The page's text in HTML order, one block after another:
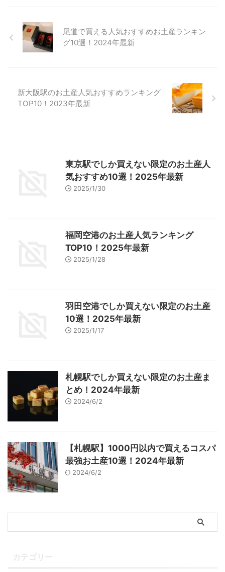
尾道で買える人気おすすめお土産ランキン
グ10選！2024年最新
新大阪駅のお土産人気おすすめランキング
TOP10！2023年最新
東京駅でしか買えない限定のお土産人
気おすすめ10選！2025年最新
2025/1/30
福岡空港のお土産人気ランキング
TOP10！2025年最新
2025/1/28
羽田空港でしか買えない限定のお土産
10選！2025年最新
2025/1/17
札幌駅でしか買えない限定のお土産ま
とめ！2024年最新
2024/6/2
【札幌駅】1000円以内で買えるコスパ
最強お土産10選！2024年最新
2024/6/2